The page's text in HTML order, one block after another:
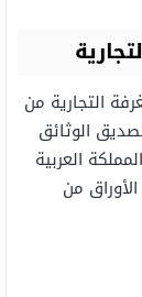
التجارية من
الوثائق
العربية
من